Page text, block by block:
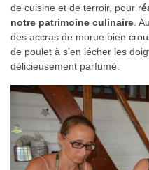
de cuisine et de terroir, pour r
notre patrimoine culinaire .
des accras de morue bien
de poulet à s’en lécher les
délicieusement parfumé.